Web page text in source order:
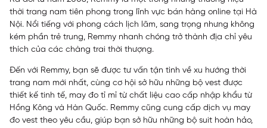
thời trang nam tiên phong trong lĩnh vực bán hàng online tại Hà
Nội. Nổi tiếng với phong cách lịch lãm, sang trọng nhưng không
kém phần trẻ trung, Remmy nhanh chóng trở thành địa chỉ yêu
thích của các chàng trai thời thượng.
Đến với Remmy, bạn sẽ được tư vấn tận tình về xu hướng thời
trang nam mới nhất, cùng cơ hội sở hữu những bộ vest được
thiết kế tinh tế, may đo tỉ mỉ từ chất liệu cao cấp nhập khẩu từ
Hồng Kông và Hàn Quốc. Remmy cũng cung cấp dịch vụ may
đo vest theo yêu cầu, giúp bạn sở hữu những bộ suit hoàn hảo,